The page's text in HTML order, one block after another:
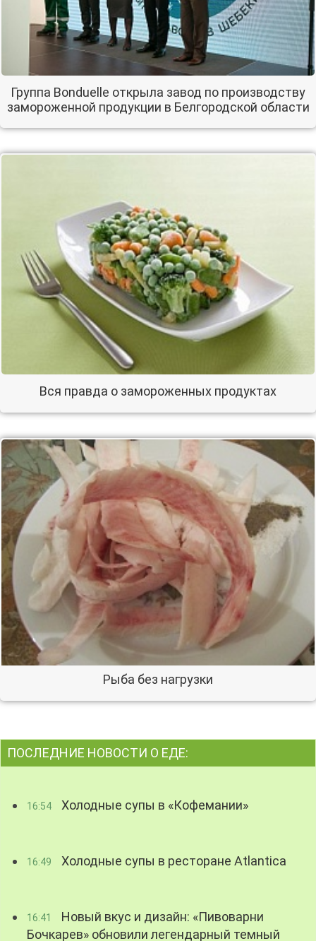
Группа Bonduelle открыла завод по производству
замороженной продукции в Белгородской области
Вся правда о замороженных продуктах
Рыба без нагрузки
ПОСЛЕДНИЕ НОВОСТИ О ЕДЕ:
16:54 Холодные супы в «Кофемании»
16:49 Холодные супы в ресторане Atlantica
16:41
Новый вкус и дизайн: «Пивоварни
Бочкарев» обновили легендарный темный